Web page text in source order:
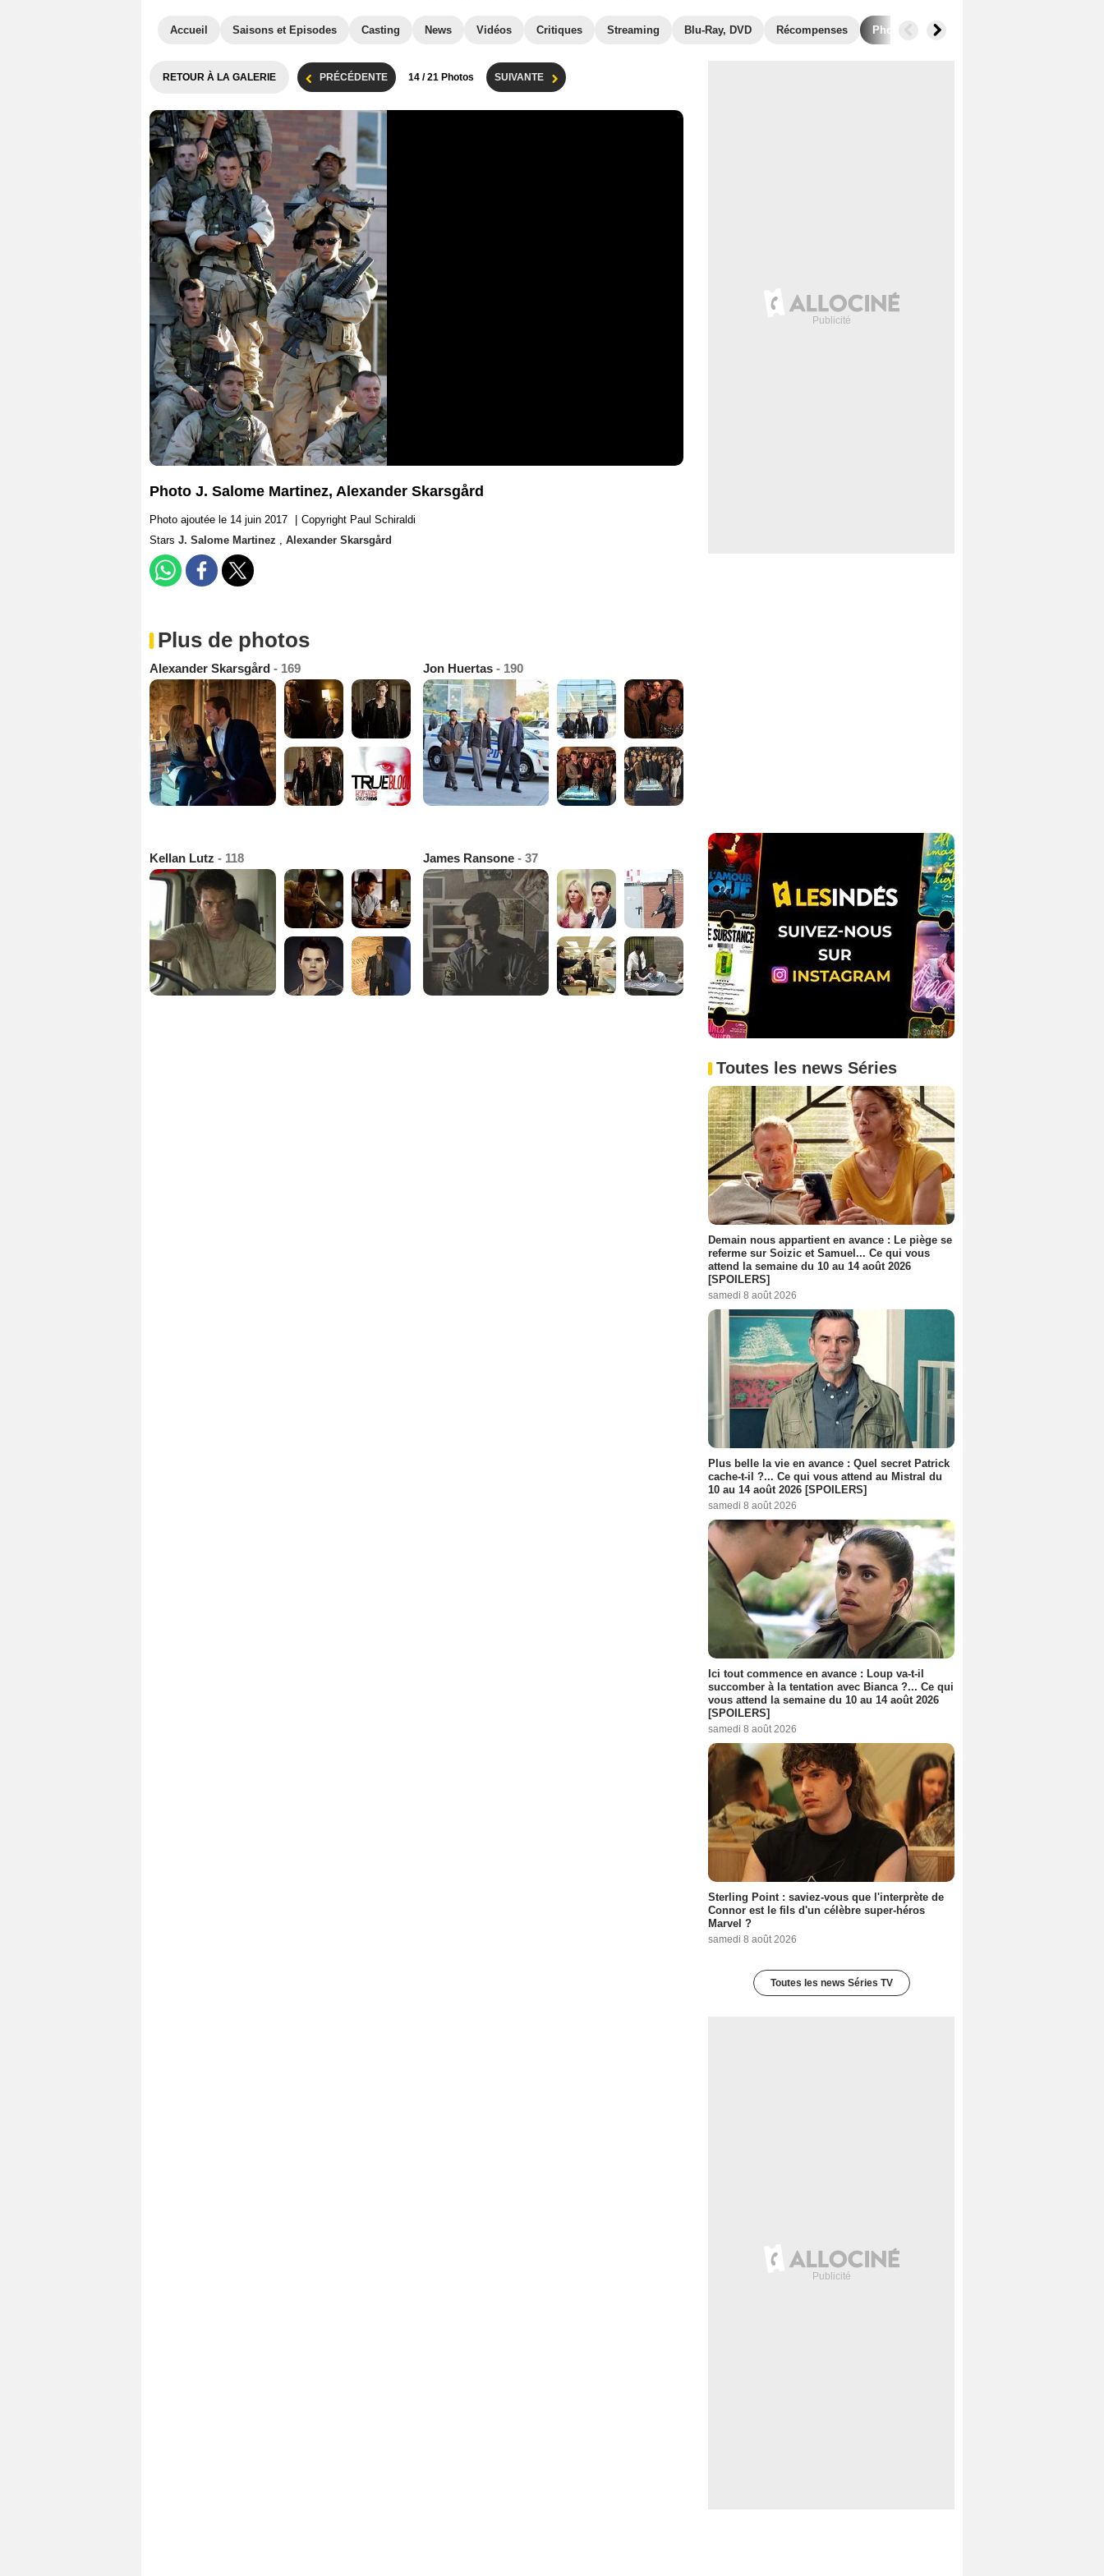
Accueil Saisons et Episodes Casting News Vidéos Critiques Streaming Blu-Ray, DVD Récompenses Photos Séries similaires
RETOUR À LA GALERIE PRÉCÉDENTE 14 / 21 Photos SUIVANTE
Photo J. Salome Martinez, Alexander Skarsgård
Photo ajoutée le 14 juin 2017
Copyright Paul Schiraldi
Stars J. Salome Martinez , Alexander Skarsgård
Plus de photos
Alexander Skarsgård - 169 Jon Huertas - 190
Kellan Lutz - 118 James Ransone - 37
Toutes les news Séries
Demain nous appartient en avance : Le piège se
referme sur Soizic et Samuel... Ce qui vous
attend la semaine du 10 au 14 août 2026
[SPOILERS]
samedi 8 août 2026
Plus belle la vie en avance : Quel secret Patrick
cache-t-il ?... Ce qui vous attend au Mistral du
10 au 14 août 2026 [SPOILERS]
samedi 8 août 2026
Ici tout commence en avance : Loup va-t-il
succomber à la tentation avec Bianca ?... Ce qui
vous attend la semaine du 10 au 14 août 2026
[SPOILERS]
samedi 8 août 2026
Sterling Point : saviez-vous que l'interprète de
Connor est le fils d'un célèbre super-héros
Marvel ?
samedi 8 août 2026
Toutes les news Séries TV